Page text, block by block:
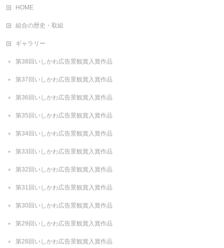
HOME
組合の歴史・取組
ギャラリー
第38回いしかわ広告景観賞入賞作品
第37回いしかわ広告景観賞入賞作品
第36回いしかわ広告景観賞入賞作品
第35回いしかわ広告景観賞入賞作品
第34回いしかわ広告景観賞入賞作品
第33回いしかわ広告景観賞入賞作品
第32回いしかわ広告景観賞入賞作品
第31回いしかわ広告景観賞入賞作品
第30回いしかわ広告景観賞入賞作品
第29回いしかわ広告景観賞入賞作品
第28回いしかわ広告景観賞入賞作品